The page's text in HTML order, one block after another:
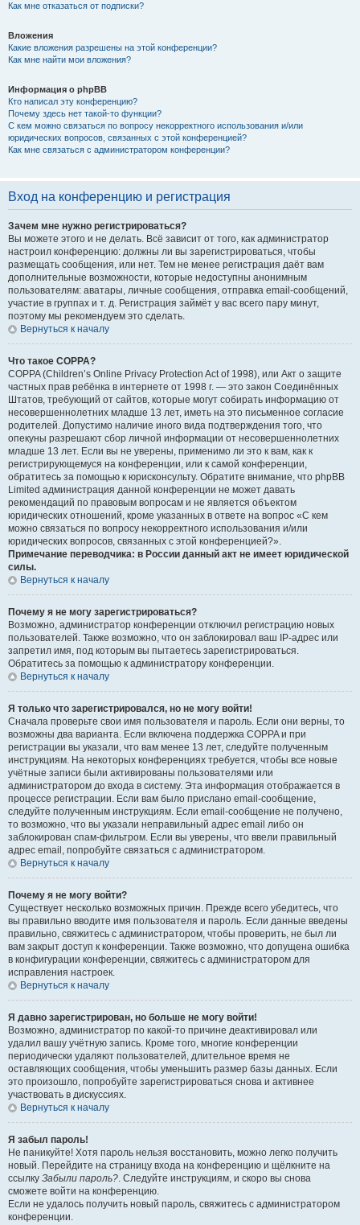
Как мне отказаться от подписки?
Вложения
Какие вложения разрешены на этой конференции?
Как мне найти мои вложения?
Информация о phpBB
Кто написал эту конференцию?
Почему здесь нет такой-то функции?
С кем можно связаться по вопросу некорректного использования и/или
юридических вопросов, связанных с этой конференцией?
Как мне связаться с администратором конференции?
Вход на конференцию и регистрация
Зачем мне нужно регистрироваться?
Вы можете этого и не делать. Всё зависит от того, как администратор
настроил конференцию: должны ли вы зарегистрироваться, чтобы
размещать сообщения, или нет. Тем не менее регистрация даёт вам
дополнительные возможности, которые недоступны анонимным
пользователям: аватары, личные сообщения, отправка email-сообщений,
участие в группах и т. д. Регистрация займёт у вас всего пару минут,
поэтому мы рекомендуем это сделать.
Вернуться к началу
Что такое COPPA?
COPPA (Children’s Online Privacy Protection Act of 1998), или Акт о защите
частных прав ребёнка в интернете от 1998 г. — это закон Соединённых
Штатов, требующий от сайтов, которые могут собирать информацию от
несовершеннолетних младше 13 лет, иметь на это письменное согласие
родителей. Допустимо наличие иного вида подтверждения того, что
опекуны разрешают сбор личной информации от несовершеннолетних
младше 13 лет. Если вы не уверены, применимо ли это к вам, как к
регистрирующемуся на конференции, или к самой конференции,
обратитесь за помощью к юрисконсульту. Обратите внимание, что phpBB
Limited администрация данной конференции не может давать
рекомендаций по правовым вопросам и не является объектом
юридических отношений, кроме указанных в ответе на вопрос «С кем
можно связаться по вопросу некорректного использования и/или
юридических вопросов, связанных с этой конференцией?».
Примечание переводчика: в России данный акт не имеет юридической
силы.
Вернуться к началу
Почему я не могу зарегистрироваться?
Возможно, администратор конференции отключил регистрацию новых
пользователей. Также возможно, что он заблокировал ваш IP-адрес или
запретил имя, под которым вы пытаетесь зарегистрироваться.
Обратитесь за помощью к администратору конференции.
Вернуться к началу
Я только что зарегистрировался, но не могу войти!
Сначала проверьте свои имя пользователя и пароль. Если они верны, то
возможны два варианта. Если включена поддержка COPPA и при
регистрации вы указали, что вам менее 13 лет, следуйте полученным
инструкциям. На некоторых конференциях требуется, чтобы все новые
учётные записи были активированы пользователями или
администратором до входа в систему. Эта информация отображается в
процессе регистрации. Если вам было прислано email-сообщение,
следуйте полученным инструкциям. Если email-сообщение не получено,
то возможно, что вы указали неправильный адрес email либо он
заблокирован спам-фильтром. Если вы уверены, что ввели правильный
адрес email, попробуйте связаться с администратором.
Вернуться к началу
Почему я не могу войти?
Существует несколько возможных причин. Прежде всего убедитесь, что
вы правильно вводите имя пользователя и пароль. Если данные введены
правильно, свяжитесь с администратором, чтобы проверить, не был ли
вам закрыт доступ к конференции. Также возможно, что допущена ошибка
в конфигурации конференции, свяжитесь с администратором для
исправления настроек.
Вернуться к началу
Я давно зарегистрирован, но больше не могу войти!
Возможно, администратор по какой-то причине деактивировал или
удалил вашу учётную запись. Кроме того, многие конференции
периодически удаляют пользователей, длительное время не
оставляющих сообщения, чтобы уменьшить размер базы данных. Если
это произошло, попробуйте зарегистрироваться снова и активнее
участвовать в дискуссиях.
Вернуться к началу
Я забыл пароль!
Не паникуйте! Хотя пароль нельзя восстановить, можно легко получить
новый. Перейдите на страницу входа на конференцию и щёлкните на
ссылку Забыли пароль?. Следуйте инструкциям, и скоро вы снова
сможете войти на конференцию.
Если не удалось получить новый пароль, свяжитесь с администратором
конференции.